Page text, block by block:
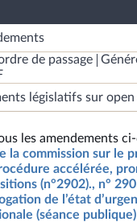
de passage
législatifs sur open
les amendements
la commission sur le
accélérée,
(n°2902)., n°
de l’état
(séance publique)